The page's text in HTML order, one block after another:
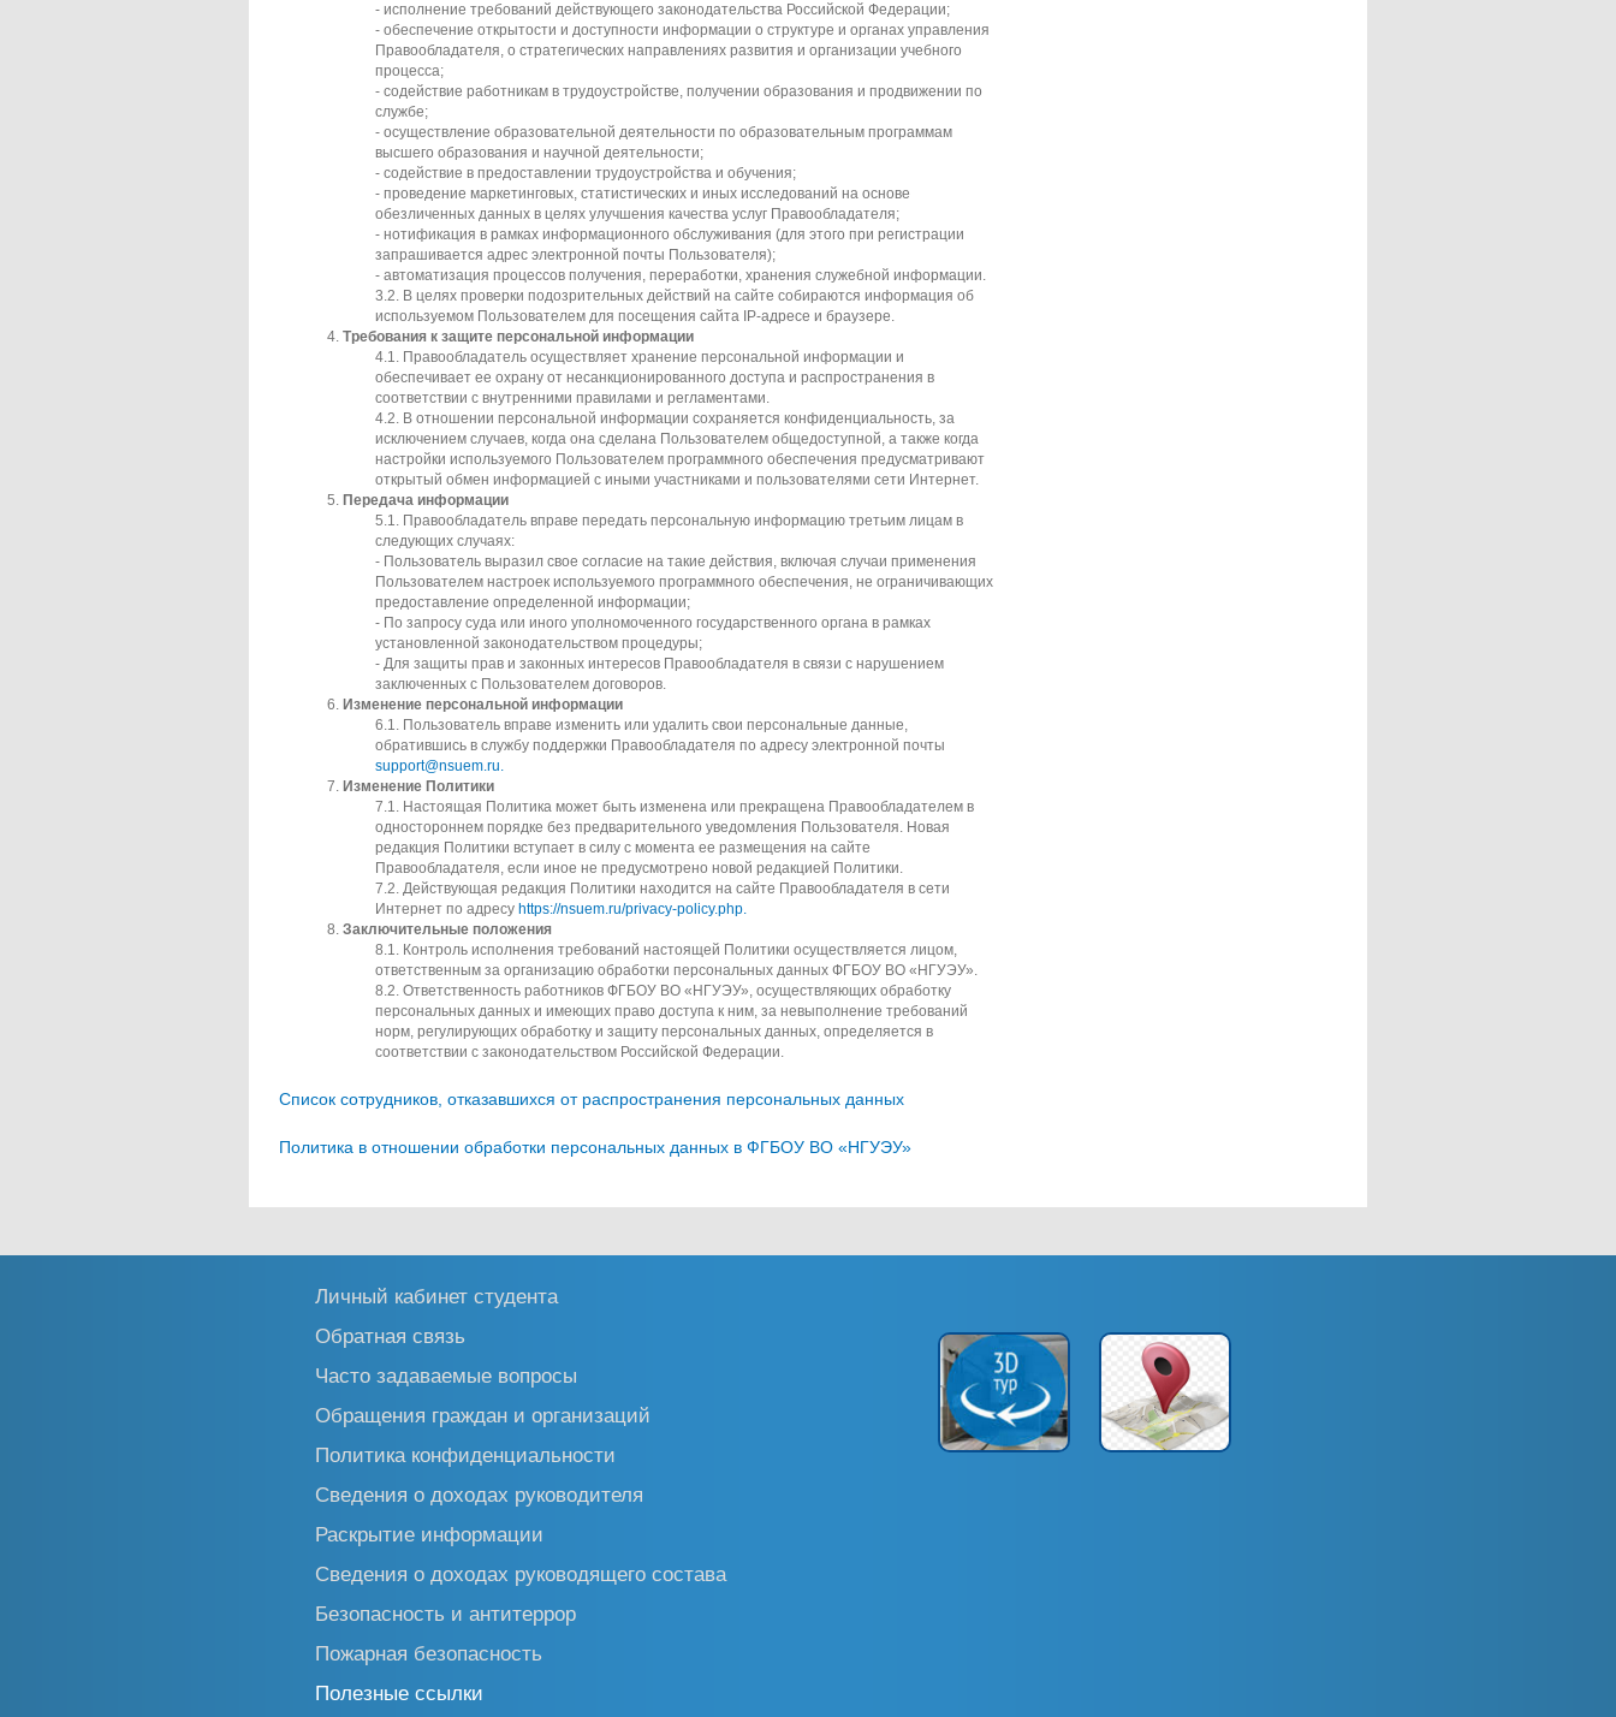
- исполнение требований действующего законодательства Российской Федерации;
- обеспечение открытости и доступности информации о структуре и органах управления
Правообладателя, о стратегических направлениях развития и организации учебного
процесса;
- содействие работникам в трудоустройстве, получении образования и продвижении по
службе;
- осуществление образовательной деятельности по образовательным программам
высшего образования и научной деятельности;
- содействие в предоставлении трудоустройства и обучения;
- проведение маркетинговых, статистических и иных исследований на основе
обезличенных данных в целях улучшения качества услуг Правообладателя;
- нотификация в рамках информационного обслуживания (для этого при регистрации
запрашивается адрес электронной почты Пользователя);
- автоматизация процессов получения, переработки, хранения служебной информации.
В целях проверки подозрительных действий на сайте собираются информация об
используемом Пользователем для посещения сайта IP-адресе и браузере.
Требования к защите персональной информации
Правообладатель осуществляет хранение персональной информации и
обеспечивает ее охрану от несанкционированного доступа и распространения в
соответствии с внутренними правилами и регламентами.
В отношении персональной информации сохраняется конфиденциальность, за
исключением случаев, когда она сделана Пользователем общедоступной, а также когда
настройки используемого Пользователем программного обеспечения предусматривают
открытый обмен информацией с иными участниками и пользователями сети Интернет.
Передача информации
Правообладатель вправе передать персональную информацию третьим лицам в
следующих случаях:
- Пользователь выразил свое согласие на такие действия, включая случаи применения
Пользователем настроек используемого программного обеспечения, не ограничивающих
предоставление определенной информации;
- По запросу суда или иного уполномоченного государственного органа в рамках
установленной законодательством процедуры;
- Для защиты прав и законных интересов Правообладателя в связи с нарушением
заключенных с Пользователем договоров.
Изменение персональной информации
Пользователь вправе изменить или удалить свои персональные данные,
обратившись в службу поддержки Правообладателя по адресу электронной почты
support@nsuem.ru.
Изменение Политики
Настоящая Политика может быть изменена или прекращена Правообладателем в
одностороннем порядке без предварительного уведомления Пользователя. Новая
редакция Политики вступает в силу с момента ее размещения на сайте
Правообладателя, если иное не предусмотрено новой редакцией Политики.
Действующая редакция Политики находится на сайте Правообладателя в сети
Интернет по адресу https://nsuem.ru/privacy-policy.php.
Заключительные положения
Контроль исполнения требований настоящей Политики осуществляется лицом,
ответственным за организацию обработки персональных данных ФГБОУ ВО «НГУЭУ».
Ответственность работников ФГБОУ ВО «НГУЭУ», осуществляющих обработку
персональных данных и имеющих право доступа к ним, за невыполнение требований
норм, регулирующих обработку и защиту персональных данных, определяется в
соответствии с законодательством Российской Федерации.
Список сотрудников, отказавшихся от распространения персональных данных
Политика в отношении обработки персональных данных в ФГБОУ ВО «НГУЭУ»
Личный кабинет студента
Обратная связь
Часто задаваемые вопросы
Обращения граждан и организаций
Политика конфиденциальности
Сведения о доходах руководителя
Раскрытие информации
Сведения о доходах руководящего состава
Безопасность и антитеррор
Пожарная безопасность
Полезные ссылки